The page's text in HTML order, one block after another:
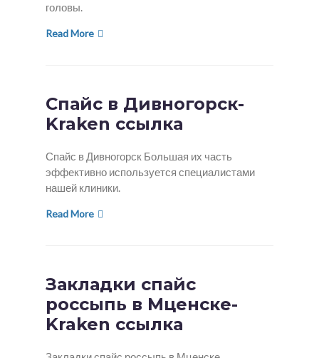
головы.
Read More
Спайс в Дивногорск-
Kraken ссылка
Спайс в Дивногорск Большая их часть
эффективно используется специалистами
нашей клиники.
Read More
Закладки спайс
россыпь в Мценске-
Kraken ссылка